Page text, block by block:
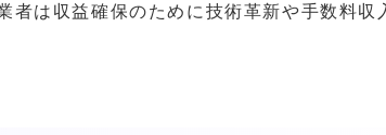
者は収益確保のために技術革新や手数料収